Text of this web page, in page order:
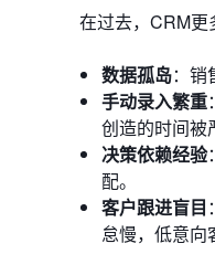
在过去，CRM更
数据孤岛：销
手动录入繁重
创造的时间被
决策依赖经验
配。
客户跟进盲目
怠慢，低意向